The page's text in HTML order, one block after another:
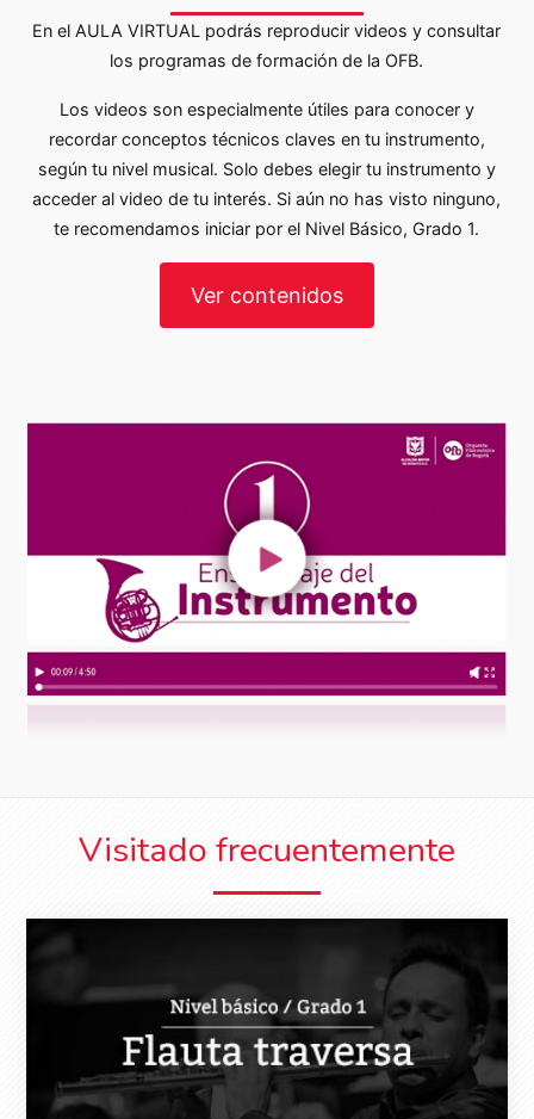
En el AULA VIRTUAL podrás reproducir videos y consultar
los programas de formación de la OFB.
Los videos son especialmente útiles para conocer y
recordar conceptos técnicos claves en tu instrumento,
según tu nivel musical. Solo debes elegir tu instrumento y
acceder al video de tu interés. Si aún no has visto ninguno,
te recomendamos iniciar por el Nivel Básico, Grado 1.
Ver contenidos
Visitado frecuentemente